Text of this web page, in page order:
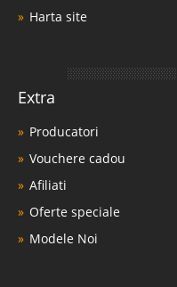
Harta site
Extra
Producatori
Vouchere cadou
Afiliati
Oferte speciale
Modele Noi